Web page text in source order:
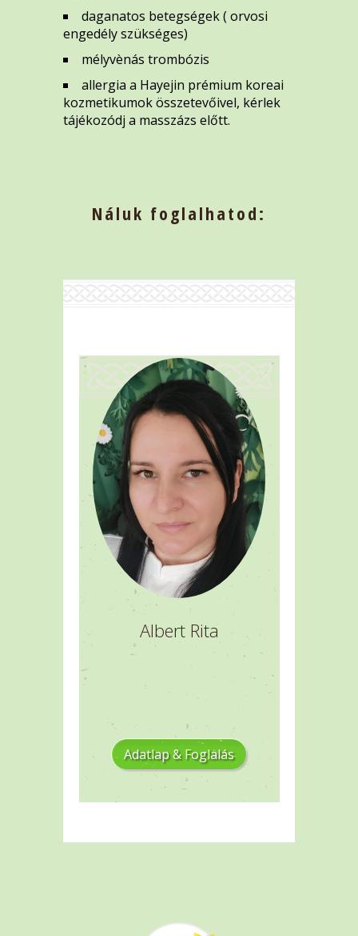
daganatos betegségek ( orvosi
engedély szükséges)
mélyvènás trombózis
allergia a Hayejin prémium koreai
kozmetikumok összetevőivel, kérlek
tájékozódj a masszázs előtt.
Náluk foglalhatod:
Albert Rita
Adatlap & Foglalás